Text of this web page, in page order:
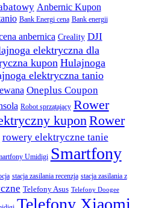
Anbernic Kupon
Bank Energi cena Bank energii
anbernica Creality DJI
elektryczna dla
kupon Hulajnoga
elektryczna tanio
Oneplus Coupon
Robot sprzątający Rower
kuponRower
rowery elektryczne tanie
Umidigi Smartfony
stacja zasilania recenzja stacja zasilania z
Telefony Asus Telefony Doogee